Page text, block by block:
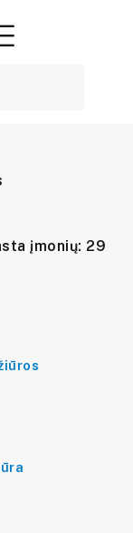
įmonių: 29